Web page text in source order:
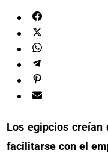
Los egipcios creían
facilitarse con el